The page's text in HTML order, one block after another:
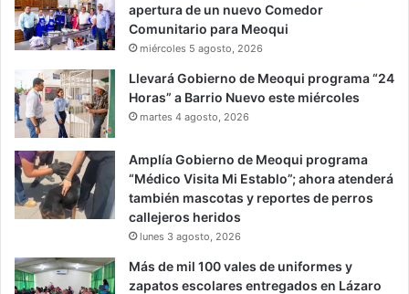
apertura de un nuevo Comedor
Comunitario para Meoqui
miércoles 5 agosto, 2026
Llevará Gobierno de Meoqui programa “24
Horas” a Barrio Nuevo este miércoles
martes 4 agosto, 2026
Amplía Gobierno de Meoqui programa
“Médico Visita Mi Establo”; ahora atenderá
también mascotas y reportes de perros
callejeros heridos
lunes 3 agosto, 2026
Más de mil 100 vales de uniformes y
zapatos escolares entregados en Lázaro